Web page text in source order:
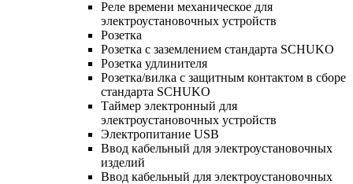
Реле времени механическое для
электроустановочных устройств
Розетка
Розетка с заземлением стандарта SCHUKO
Розетка удлинителя
Розетка/вилка с защитным контактом в сборе
стандарта SCHUKO
Таймер электронный для
электроустановочных устройств
Электропитание USB
Ввод кабельный для электроустановочных
изделий
Ввод кабельный для электроустановочных